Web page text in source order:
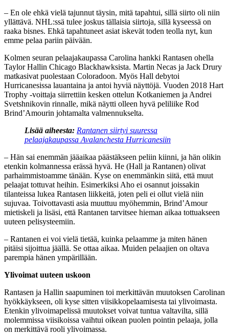
– En ole ehkä vielä tajunnut täysin, mitä tapahtui, sillä siirto oli niin
yllättävä. NHL:ssä tulee joskus tällaisia siirtoja, sillä kyseessä on
raaka bisnes. Ehkä tapahtuneet asiat iskevät toden teolla nyt, kun
emme pelaa pariin päivään.
Kolmen seuran pelaajakaupassa Carolina hankki Rantasen ohella
Taylor Hallin Chicago Blackhawksista. Martin Necas ja Jack Drury
matkasivat puolestaan Coloradoon. Myös Hall debytoi
Hurricanesissa lauantaina ja antoi hyviä näyttöjä. Vuoden 2018 Hart
Trophy -voittaja siirrettiin kesken ottelun Kotkaniemen ja Andrei
Svetshnikovin rinnalle, mikä näytti olleen hyvä peliliike Rod
Brind’Amourin johtamalta valmennukselta.
Lisää aiheesta: Rantanen siirtyi suuressa
pelaajakaupassa Avalanchesta Hurricanesiin
– Hän sai enemmän jääaikaa päästäkseen peliin kiinni, ja hän olikin
etenkin kolmannessa erässä hyvä. He (Hall ja Rantanen) olivat
parhaimmistoamme tänään. Kyse on enemmänkin siitä, että muut
pelaajat tottuvat heihin. Esimerkiksi Aho ei osannut joissakin
tilanteissa lukea Rantasen liikkeitä, joten peli ei ollut vielä niin
sujuvaa. Toivottavasti asia muuttuu myöhemmin, Brind’Amour
mietiskeli ja lisäsi, että Rantanen tarvitsee hieman aikaa tottuakseen
uuteen pelisysteemiin.
– Rantanen ei voi vielä tietää, kuinka pelaamme ja miten hänen
pitäisi sijoittua jäällä. Se ottaa aikaa. Muiden pelaajien on oltava
parempia hänen ympärillään.
Ylivoimat uuteen uskoon
Rantasen ja Hallin saapuminen toi merkittävän muutoksen Carolinan
hyökkäykseen, oli kyse sitten viisikkopelaamisesta tai ylivoimasta.
Etenkin ylivoimapelissä muutokset voivat tuntua valtavilta, sillä
molemmissa viisikoissa vaihtui oikean puolen pointin pelaaja, jolla
on merkittävä rooli ylivoimassa.